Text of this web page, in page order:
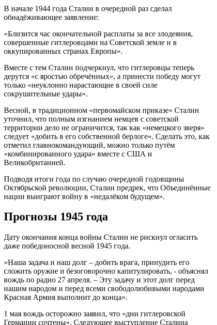
В начале 1944 года Сталин в очередной раз сделал
обнадёживающее заявление:
«Близится час окончательной расплаты за все злодеяния,
совершенные гитлеровцами на Советской земле и в
оккупированных странах Европы».
Вместе с тем Сталин подчеркнул, что гитлеровцы теперь
дерутся «с яростью обречённых», а принести победу могут
только «неуклонно нарастающие в своей силе
сокрушительные удары».
Весной, в традиционном «первомайском приказе» Сталин
уточнил, что полным изгнанием немцев с советской
территории дело не ограничится, так как «немецкого зверя»
следует «добить в его собственной берлоге». Сделать это, как
отметил главнокомандующий, можно только путём
«комбинированного удара» вместе с США и
Великобританией.
Подводя итоги года по случаю очередной годовщины
Октябрьской революции, Сталин предрек, что Объединённые
нации выиграют войну в «недалёком будущем».
Прогнозы 1945 года
Дату окончания конца войны Сталин не рискнул огласить
даже победоносной весной 1945 года.
«Наша задача и наш долг – добить врага, принудить его
сложить оружие и безоговорочно капитулировать, - объяснял
вождь по радио 27 апреля. – Эту задачу и этот долг перед
нашим народом и перед всеми свободолюбивыми народами
Красная Армия выполнит до конца».
1 мая вождь осторожно заявил, что «дни гитлеровской
Германии сочтены». Следующее выступление Сталина